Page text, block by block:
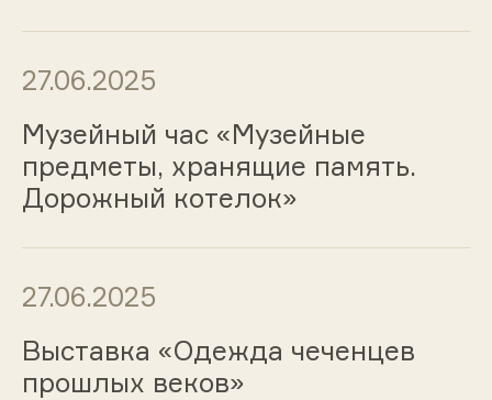
27.06.2025
Музейный час «Музейные
предметы, хранящие память.
Дорожный котелок»
27.06.2025
Выставка «Одежда чеченцев
прошлых веков»